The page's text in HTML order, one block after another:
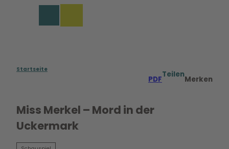
Startseite
PDF
Teilen
Merken
Miss Merkel – Mord in der
Uckermark